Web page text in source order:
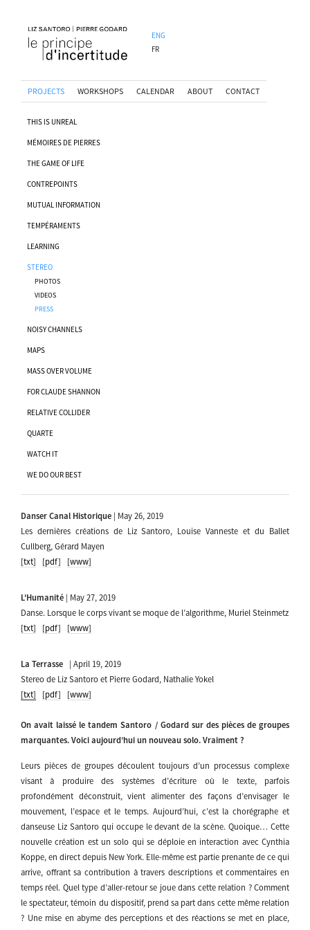
ENG
FR
PROJECTS WORKSHOPS CALENDAR ABOUT CONTACT
THIS IS UNREAL
MÉMOIRES DE PIERRES
THE GAME OF LIFE
CONTREPOINTS
MUTUAL INFORMATION
TEMPÉRAMENTS
LEARNING
STEREO
PHOTOS
VIDEOS
PRESS
NOISY CHANNELS
MAPS
MASS OVER VOLUME
FOR CLAUDE SHANNON
RELATIVE COLLIDER
QUARTE
WATCH IT
WE DO OUR BEST
Danser Canal Historique | May 26, 2019
Les dernières créations de Liz Santoro, Louise Vanneste et du Ballet
Cullberg, Gérard Mayen
[txt]
[pdf] [www]
L'Humanité | May 27, 2019
Danse. Lorsque le corps vivant se moque de l’algorithme, Muriel Steinmetz
[txt]
[pdf] [www]
La Terrasse
| April 19, 2019
Stereo de Liz Santoro et Pierre Godard, Nathalie Yokel
[txt]
[pdf] [www]
On avait laissé le tandem Santoro / Godard sur des pièces de groupes
marquantes. Voici aujourd’hui un nouveau solo. Vraiment ?
Leurs pièces de groupes découlent toujours d’un processus complexe
visant à produire des systèmes d’écriture où le texte, parfois
profondément déconstruit, vient alimenter des façons d’envisager le
mouvement, l’espace et le temps. Aujourd’hui, c’est la chorégraphe et
danseuse Liz Santoro qui occupe le devant de la scène. Quoique… Cette
nouvelle création est un solo qui se déploie en interaction avec Cynthia
Koppe, en direct depuis New York. Elle-même est partie prenante de ce qui
arrive, offrant sa contribution à travers descriptions et commentaires en
temps réel. Quel type d’aller-retour se joue dans cette relation ? Comment
le spectateur, témoin du dispositif, prend sa part dans cette même relation
? Une mise en abyme des perceptions et des réactions se met en place,